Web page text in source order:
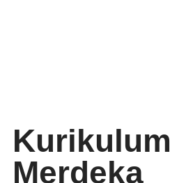
Kurikulum
Merdeka